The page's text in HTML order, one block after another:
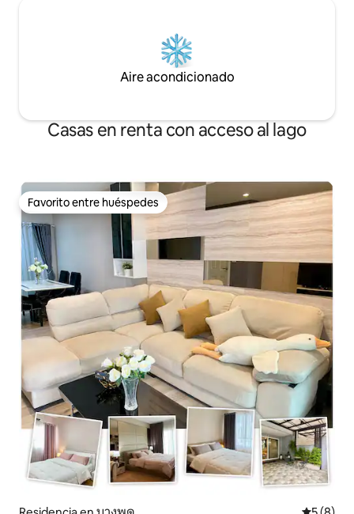
Aire acondicionado
Casas en renta con acceso al lago
Favorito entre huéspedes
Favorito entre huéspedes